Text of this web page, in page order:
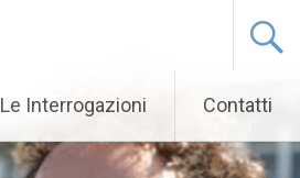
Le Interrogazioni Contatti